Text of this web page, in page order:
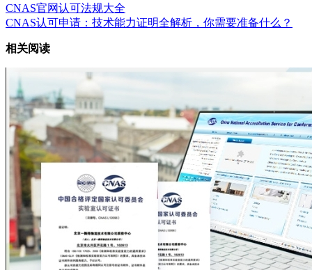
CNAS官网认可法规大全
CNAS认可申请：技术能力证明全解析，你需要准备什么？
相关阅读